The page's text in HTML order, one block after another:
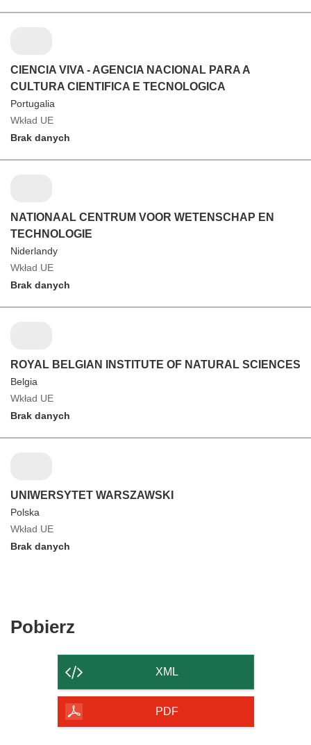
CIENCIA VIVA - AGENCIA NACIONAL PARA A
CULTURA CIENTIFICA E TECNOLOGICA
Portugalia
Wkład UE
Brak danych
NATIONAAL CENTRUM VOOR WETENSCHAP EN
TECHNOLOGIE
Niderlandy
Wkład UE
Brak danych
ROYAL BELGIAN INSTITUTE OF NATURAL SCIENCES
Belgia
Wkład UE
Brak danych
UNIWERSYTET WARSZAWSKI
Polska
Wkład UE
Brak danych
Pobierz
strony
XML
PDF